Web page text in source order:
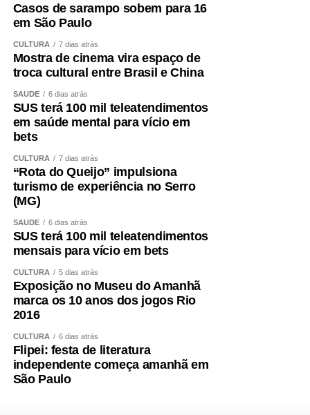
Casos de sarampo sobem para 16
em São Paulo
CULTURA 7 dias atrás
Mostra de cinema vira espaço de
troca cultural entre Brasil e China
SAÚDE 6 dias atrás
SUS terá 100 mil teleatendimentos
em saúde mental para vício em
bets
CULTURA 7 dias atrás
“Rota do Queijo” impulsiona
turismo de experiência no Serro
(MG)
SAÚDE 6 dias atrás
SUS terá 100 mil teleatendimentos
mensais para vício em bets
CULTURA 5 dias atrás
Exposição no Museu do Amanhã
marca os 10 anos dos jogos Rio
2016
CULTURA 6 dias atrás
Flipei: festa de literatura
independente começa amanhã em
São Paulo